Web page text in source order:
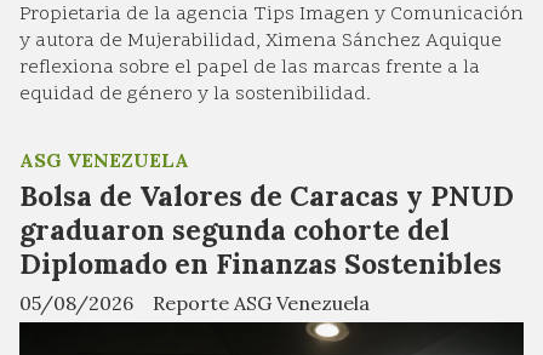
Propietaria de la agencia Tips Imagen y Comunicación
y autora de Mujerabilidad, Ximena Sánchez Aquique
reflexiona sobre el papel de las marcas frente a la
equidad de género y la sostenibilidad.
Bolsa de Valores de Caracas y PNUD
graduaron segunda cohorte del
Diplomado en Finanzas Sostenibles
Reporte ASG Venezuela
ASG VENEZUELA
05/08/2026